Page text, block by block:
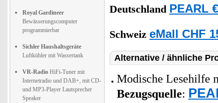
Royal Gardineer
Bewässerungscomputer
programmierbar
Sichler Haushaltsgeräte
Luftkühler mit Wassertank
VR-Radio HiFi-Tuner mit
Internetradio und DAB+, mit CD-
und MP3-Player Lautsprecher
Speaker
Deutschland PEARL
Schweiz eMall CHF
Alternative / ähnliche
Modische Lesehilfe
Bezugsquelle: